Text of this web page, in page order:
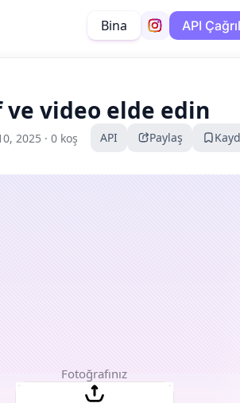
Bina API
ve video elde edin
2025 · 0 koş API Paylaş
Fotoğrafınız